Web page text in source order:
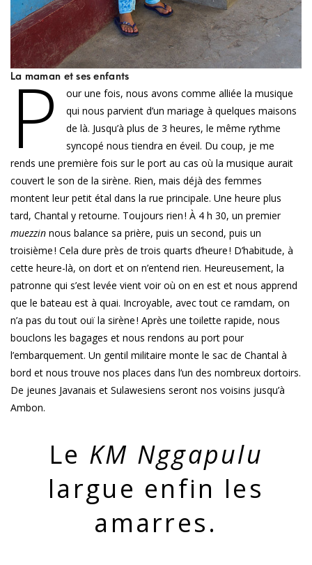
La maman et ses enfants
P
our une fois, nous avons comme alliée la musique
qui nous parvient d’un mariage à quelques maisons
de là. Jusqu’à plus de 3 heures, le même rythme
syncopé nous tiendra en éveil. Du coup, je me
rends une première fois sur le port au cas où la musique aurait
couvert le son de la sirène. Rien, mais déjà des femmes
montent leur petit étal dans la rue principale. Une heure plus
tard, Chantal y retourne. Toujours rien ! À 4 h 30, un premier
muezzin nous balance sa prière, puis un second, puis un
troisième ! Cela dure près de trois quarts d’heure ! D’habitude, à
cette heure-là, on dort et on n’entend rien. Heureusement, la
patronne qui s’est levée vient voir où on en est et nous apprend
que le bateau est à quai. Incroyable, avec tout ce ramdam, on
n’a pas du tout ouï la sirène ! Après une toilette rapide, nous
bouclons les bagages et nous rendons au port pour
l’embarquement. Un gentil militaire monte le sac de Chantal à
bord et nous trouve nos places dans l’un des nombreux dortoirs.
De jeunes Javanais et Sulawesiens seront nos voisins jusqu’à
Ambon.
Le KM Nggapulu
largue enfin les
amarres.